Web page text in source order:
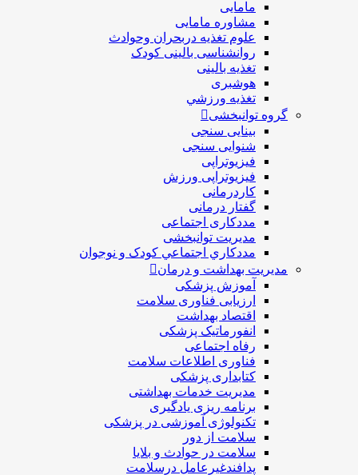
مامایی
مشاوره مامایی
علوم تغذیه دربحران وحوادث
روانشناسی بالینی کودک
تغذیه بالینی
هوشبری
تغذيه ورزشي
گروه توانبخشی
بینایی سنجی
شنوایی سنجی
فیزیوتراپی
فیزیوتراپی ورزش
کاردرمانی
گفتار درمانی
مددکاری اجتماعی
مديريت توانبخشی
مددکاري اجتماعي کودک و نوجوان
مدیریت بهداشت و درمان
آموزش پزشکی
ارزیابی فناوری سلامت
اقتصاد بهداشت
انفورماتیک پزشکی
رفاه اجتماعی
فناوری اطلاعات سلامت
کتابداری پزشکی
مديريت خدمات بهداشتی
برنامه ریزی یادگیری
تکنولوژی آموزشی در پزشکی
سلامت از دور
سلامت در حوادث و بلایا
پدافندغیرعامل درسلامت